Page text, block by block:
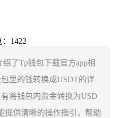
：1422
了Tp钱包下载官方app相
里的钱转换成USDT的详
将钱包内资金转换为USD
提供清晰的操作指引，帮助